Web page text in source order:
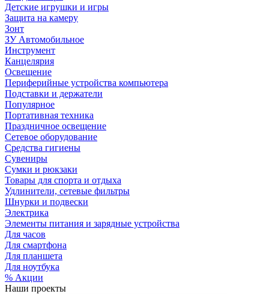
Детские игрушки и игры
Защита на камеру
Зонт
ЗУ Автомобильное
Инструмент
Канцелярия
Освещение
Периферийные устройства компьютера
Подставки и держатели
Популярное
Портативная техника
Праздничное освещение
Сетевое оборудование
Средства гигиены
Сувениры
Сумки и рюкзаки
Товары для спорта и отдыха
Удлинители, сетевые фильтры
Шнурки и подвески
Электрика
Элементы питания и зарядные устройства
Для часов
Для смартфона
Для планшета
Для ноутбука
% Акции
Наши проекты